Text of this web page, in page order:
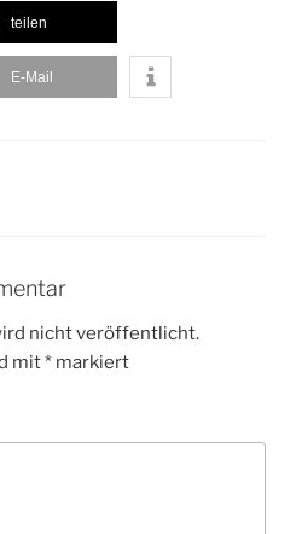
teilen
E-Mail
nicht veröffentlicht.
mit* markiert